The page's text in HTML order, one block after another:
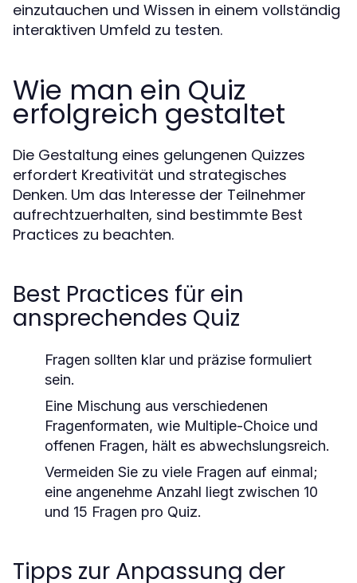
einzutauchen und Wissen in einem vollständig
interaktiven Umfeld zu testen.
Wie man ein Quiz
erfolgreich gestaltet
Die Gestaltung eines gelungenen Quizzes
erfordert Kreativität und strategisches
Denken. Um das Interesse der Teilnehmer
aufrechtzuerhalten, sind bestimmte Best
Practices zu beachten.
Best Practices für ein
ansprechendes Quiz
Fragen sollten klar und präzise formuliert
sein.
Eine Mischung aus verschiedenen
Fragenformaten, wie Multiple-Choice und
offenen Fragen, hält es abwechslungsreich.
Vermeiden Sie zu viele Fragen auf einmal;
eine angenehme Anzahl liegt zwischen 10
und 15 Fragen pro Quiz.
Tipps zur Anpassung der